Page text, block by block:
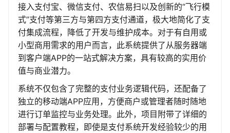
接入支付宝、微信支付、农信易扫以及创新的“飞行模
式”支付等第三方与第四方支付通道，极大地简化了支
付集成流程，降低了开发与维护成本。对于有自用或
小型商用需求的用户而言，此系统提供了从服务器端
到客户端APP的一站式解决方案，具有较高的实用价
值与商业潜力。
系统不仅包含了完整的支付业务逻辑代码，还配备了
独立的移动端APP应用，方便商户或管理者随时随地
进行订单监控与业务处理。此外，项目附带了详细的
部署与配置教程，即使是支付系统开发经验较少的用